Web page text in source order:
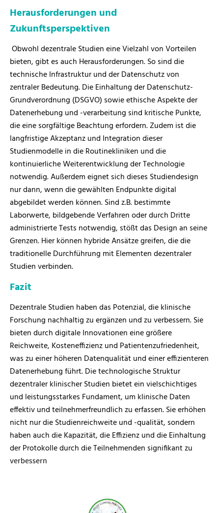
Herausforderungen und
Zukunftsperspektiven
Obwohl dezentrale Studien eine Vielzahl von Vorteilen
bieten, gibt es auch Herausforderungen. So sind die
technische Infrastruktur und der Datenschutz von
zentraler Bedeutung. Die Einhaltung der Datenschutz-
Grundverordnung (DSGVO) sowie ethische Aspekte der
Datenerhebung und -verarbeitung sind kritische Punkte,
die eine sorgfältige Beachtung erfordern. Zudem ist die
langfristige Akzeptanz und Integration dieser
Studienmodelle in die Routinekliniken und die
kontinuierliche Weiterentwicklung der Technologie
notwendig. Außerdem eignet sich dieses Studiendesign
nur dann, wenn die gewählten Endpunkte digital
abgebildet werden können. Sind z.B. bestimmte
Laborwerte, bildgebende Verfahren oder durch Dritte
administrierte Tests notwendig, stößt das Design an seine
Grenzen. Hier können hybride Ansätze greifen, die die
traditionelle Durchführung mit Elementen dezentraler
Studien verbinden.
Fazit
Dezentrale Studien haben das Potenzial, die klinische
Forschung nachhaltig zu ergänzen und zu verbessern. Sie
bieten durch digitale Innovationen eine größere
Reichweite, Kosteneffizienz und Patientenzufriedenheit,
was zu einer höheren Datenqualität und einer effizienteren
Datenerhebung führt. Die technologische Struktur
dezentraler klinischer Studien bietet ein vielschichtiges
und leistungsstarkes Fundament, um klinische Daten
effektiv und teilnehmerfreundlich zu erfassen. Sie erhöhen
nicht nur die Studienreichweite und -qualität, sondern
haben auch die Kapazität, die Effizienz und die Einhaltung
der Protokolle durch die Teilnehmenden signifikant zu
verbessern